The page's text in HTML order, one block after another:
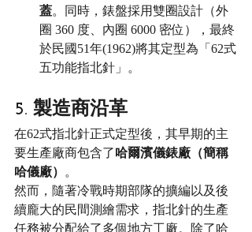
蓋。同時，錶盤採用雙圈設計（外
圈 360 度、內圈 6000 密位），最終
於民國51年(1962)將其定型為「62式
五功能指北針」。
5. 製造商沿革
在62式指北針正式定型後，其早期的主
要生產廠商包含了哈爾濱儀錶廠（簡稱
哈儀廠）
。
然而，隨著冷戰時期部隊的擴編以及後
續龐大的民間測繪需求，指北針的生產
任務被分配給了多個地方工廠。除了哈